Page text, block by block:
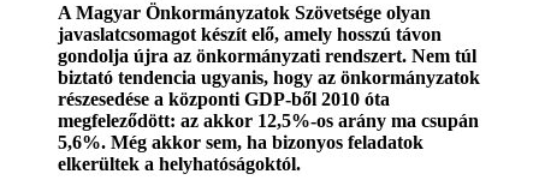
A Magyar Önkormányzatok Szövetsége olyan
javaslatcsomagot készít elő, amely hosszú távon
gondolja újra az önkormányzati rendszert. Nem túl
biztató tendencia ugyanis, hogy az önkormányzatok
részesedése a központi GDP-ből 2010 óta
megfeleződött: az akkor 12,5%-os arány ma csupán
5,6%. Még akkor sem, ha bizonyos feladatok
elkerültek a helyhatóságoktól.